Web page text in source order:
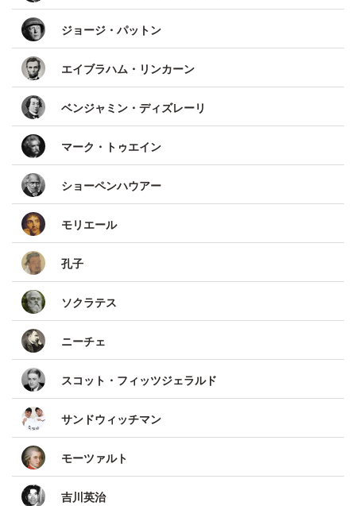
ジョージ・パットン
エイブラハム・リンカーン
ベンジャミン・ディズレーリ
マーク・トゥエイン
ショーペンハウアー
モリエール
孔子
ソクラテス
ニーチェ
スコット・フィッツジェラルド
サンドウィッチマン
モーツァルト
吉川英治